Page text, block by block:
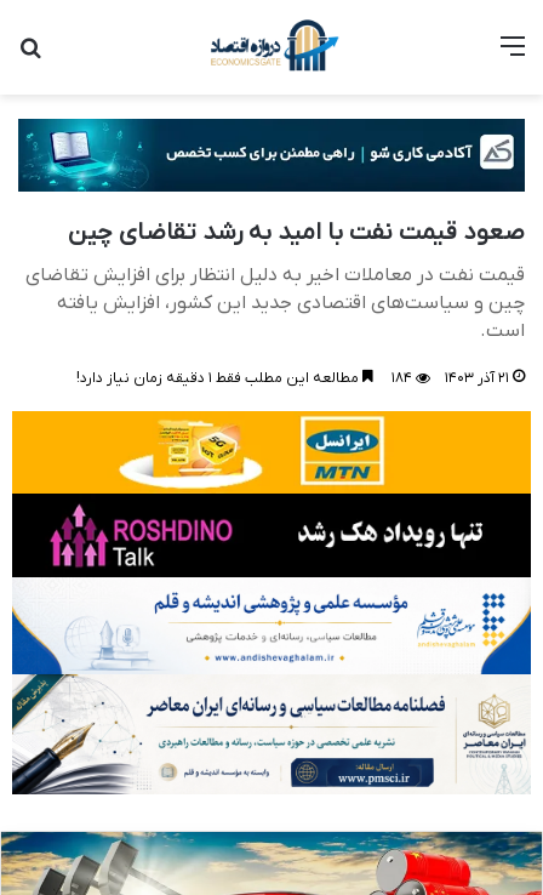
منو
صعود قیمت نفت با امید به رشد تقاضای چین
قیمت نفت در معاملات اخیر به دلیل انتظار برای افزایش تقاضای
چین و سیاست‌های اقتصادی جدید این کشور، افزایش یافته
است.
۲۱ آذر ۱۴۰۳ ۱۸۴ مطالعه این مطلب فقط ۱ دقیقه زمان نیاز دارد!